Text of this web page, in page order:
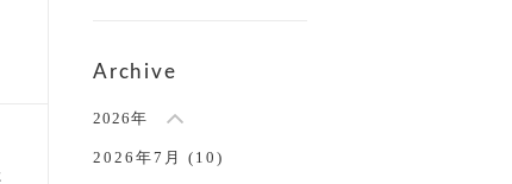
Archive
2026年
2026年7月 (10)